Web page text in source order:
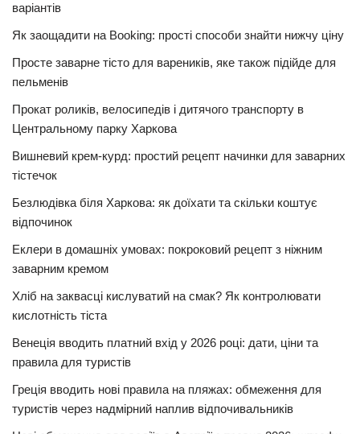
варіантів
Як заощадити на Booking: прості способи знайти нижчу ціну
Просте заварне тісто для вареників, яке також підійде для
пельменів
Прокат роликів, велосипедів і дитячого транспорту в
Центральному парку Харкова
Вишневий крем-курд: простий рецепт начинки для заварних
тістечок
Безлюдівка біля Харкова: як доїхати та скільки коштує
відпочинок
Еклери в домашніх умовах: покроковий рецепт з ніжним
заварним кремом
Хліб на заквасці кислуватий на смак? Як контролювати
кислотність тіста
Венеція вводить платний вхід у 2026 році: дати, ціни та
правила для туристів
Греція вводить нові правила на пляжах: обмеження для
туристів через надмірний наплив відпочивальників